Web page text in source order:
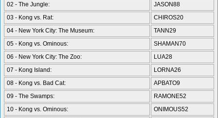
02 - The Jungle:
JASON88
03 - Kong vs. Rat:
CHIROS20
04 - New York City: The Museum:
TANN29
05 - Kong vs. Ominous:
SHAMAN70
06 - New York City: The Zoo:
LUA28
07 - Kong Island:
LORNA26
08 - Kong vs. Bad Cat:
APBATO9
09 - The Swamps:
RAMONE52
10 - Kong vs. Ominous:
ONIMOUS52